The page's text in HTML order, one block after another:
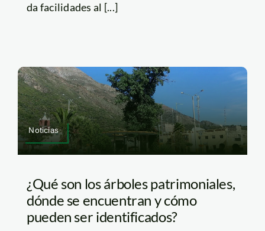
da facilidades al [...]
Noticias
¿Qué son los árboles patrimoniales,
dónde se encuentran y cómo
pueden ser identificados?